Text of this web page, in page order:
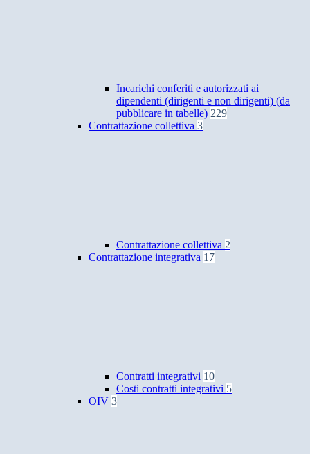
Incarichi conferiti e autorizzati ai
dipendenti (dirigenti e non dirigenti) (da
pubblicare in tabelle) 229
Contrattazione collettiva 3
Contrattazione collettiva 2
Contrattazione integrativa 17
Contratti integrativi 10
Costi contratti integrativi 5
OIV 3